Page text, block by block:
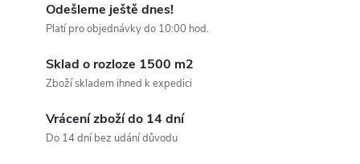
Odešleme ještě dnes!
Platí pro objednávky do 10:00 hod.
Sklad o rozloze 1500 m2
Zboží skladem ihned k expedici
Vrácení zboží do 14 dní
Do 14 dní bez udání důvodu